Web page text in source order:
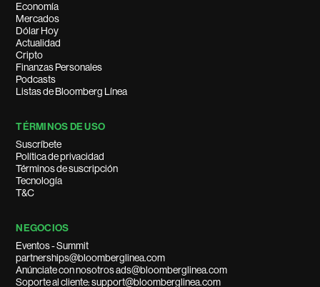
Economía
Mercados
Dólar Hoy
Actualidad
Cripto
Finanzas Personales
Podcasts
Listas de Bloomberg Línea
TÉRMINOS DE USO
Suscríbete
Política de privacidad
Términos de suscripción
Tecnología
T&C
NEGOCIOS
Eventos - Summit
partnerships@bloomberglinea.com
Anúnciate con nosotros ads@bloomberglinea.com
Soporte al cliente: support@bloomberglinea.com